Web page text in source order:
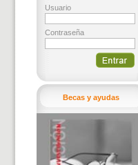
Usuario
Contraseña
Becas y ayudas